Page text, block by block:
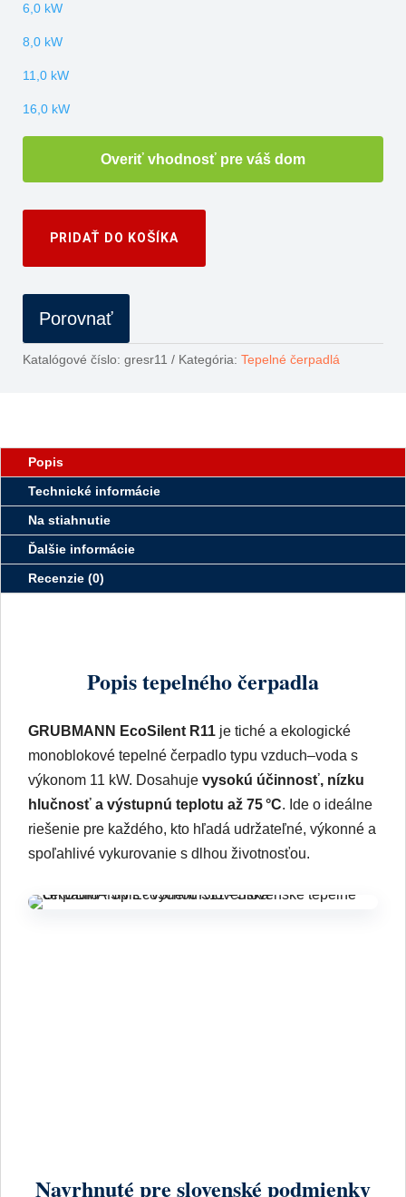
6,0 kW
8,0 kW
11,0 kW
16,0 kW
Overiť vhodnosť pre váš dom
PRIDAŤ DO KOŠÍKA
Porovnať
Katalógové číslo: gresr11 Kategória: Tepelné čerpadlá
Popis
Technické informácie
Na stiahnutie
Ďalšie informácie
Recenzie (0)
Popis tepelného čerpadla
GRUBMANN EcoSilent R11 je tiché a ekologické
monoblokové tepelné čerpadlo typu vzduch–voda s
výkonom 11 kW. Dosahuje vysokú účinnosť, nízku
hlučnosť a výstupnú teplotu až 75 °C. Ide o ideálne
riešenie pre každého, kto hľadá udržateľné, výkonné a
spoľahlivé vykurovanie s dlhou životnosťou.
Navrhnuté pre slovenské podmienky